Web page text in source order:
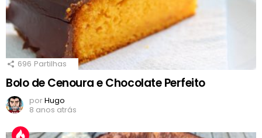
696 Partilhas
Bolo de Cenoura e Chocolate Perfeito
porHugo
8 anos atrás